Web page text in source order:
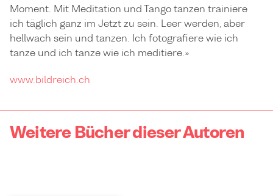
Moment. Mit Meditation und Tango tanzen trainiere
ich täglich ganz im Jetzt zu sein. Leer werden, aber
hellwach sein und tanzen. Ich fotografiere wie ich
tanze und ich tanze wie ich meditiere.»
www.bildreich.ch
Weitere Bücher dieser Autoren